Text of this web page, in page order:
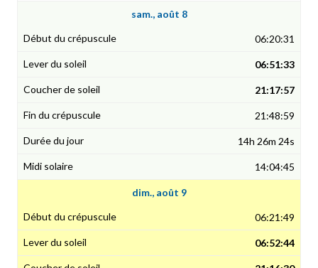
sam., août 8
06:20:31
06:51:33
21:17:57
21:48:59
14h 26m 24s
14:04:45
dim., août 9
06:21:49
06:52:44